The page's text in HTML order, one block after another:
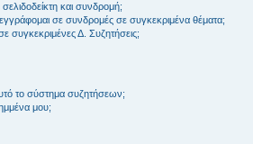
και συνδρομή;
σε συνδρομές σε συγκεκριμένα θέματα;
συγκεκριμένες Δ. Συζητήσεις;
το σύστημα συζητήσεων;
μου;